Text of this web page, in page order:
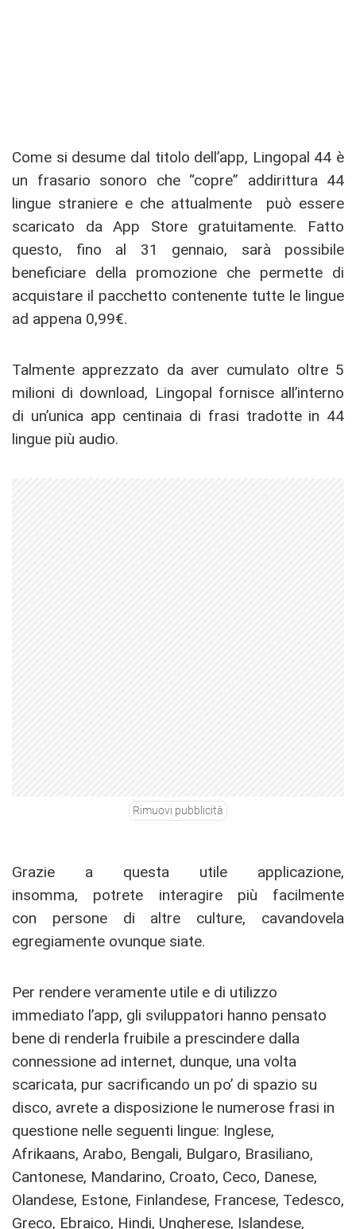
Come si desume dal titolo dell’app, Lingopal 44 è
un frasario sonoro che “copre” addirittura 44
lingue straniere e che attualmente può essere
scaricato da App Store gratuitamente. Fatto
questo, fino al 31 gennaio, sarà possibile
beneficiare della promozione che permette di
acquistare il pacchetto contenente tutte le lingue
ad appena 0,99€.
Talmente apprezzato da aver cumulato oltre 5
milioni di download, Lingopal fornisce all’interno
di un’unica app centinaia di frasi tradotte in 44
lingue più audio.
Rimuovi pubblicità
Grazie a questa utile applicazione,
insomma, potrete interagire più facilmente
con persone di altre culture, cavandovela
egregiamente ovunque siate.
Per rendere veramente utile e di utilizzo
immediato l’app, gli sviluppatori hanno pensato
bene di renderla fruibile a prescindere dalla
connessione ad internet, dunque, una volta
scaricata, pur sacrificando un po’ di spazio su
disco, avrete a disposizione le numerose frasi in
questione nelle seguenti lingue: Inglese,
Afrikaans, Arabo, Bengali, Bulgaro, Brasiliano,
Cantonese, Mandarino, Croato, Ceco, Danese,
Olandese, Estone, Finlandese, Francese, Tedesco,
Greco, Ebraico, Hindi, Ungherese, Islandese,